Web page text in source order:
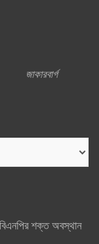
জাকারবার্গ
শক্ত অবস্থান